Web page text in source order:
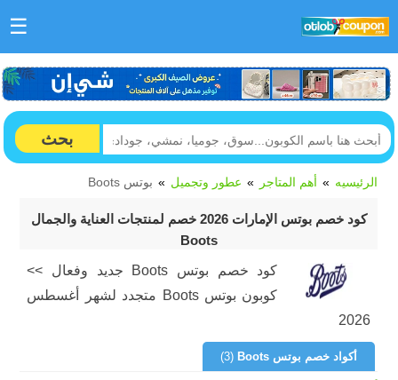
☰
بحث
الرئيسيه أهم المتاجر عطور وتجميل بوتس Boots
كود خصم بوتس الإمارات 2026 خصم لمنتجات العناية والجمال
Boots
كود خصم بوتس Boots جديد وفعال >>
كوبون بوتس Boots متجدد لشهر أغسطس
2026
أكواد خصم بوتس Boots (3)